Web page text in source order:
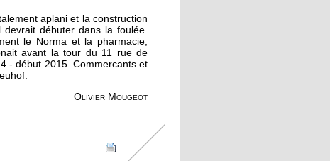
aplani et la construction
débuter dans la foulée.
le Norma et la pharmacie,
avant la tour du 11 rue de
- début 2015. Commercants et
Olivier Mougeot